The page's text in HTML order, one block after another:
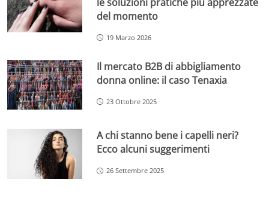
del momento
19 Marzo 2026
Il mercato B2B di abbigliamento
donna online: il caso Tenaxia
23 Ottobre 2025
A chi stanno bene i capelli neri?
Ecco alcuni suggerimenti
26 Settembre 2025